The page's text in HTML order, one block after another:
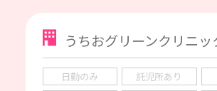
うちおグリーンクリニッ
日勤のみ 託児所あり